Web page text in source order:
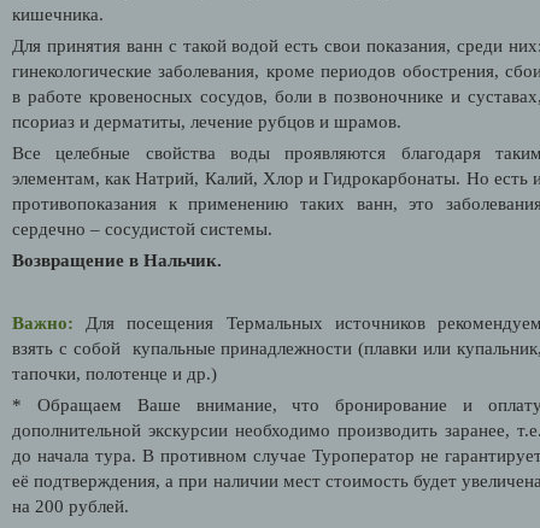
кишечника.
Для принятия ванн с такой водой есть свои показания, среди
гинекологические заболевания, кроме периодов обострения,
в работе кровеносных сосудов, боли в позвоночнике и
псориаз и дерматиты, лечение рубцов и шрамов.
Все целебные свойства воды проявляются благодаря
элементам, как Натрий, Калий, Хлор и Гидрокарбонаты. Но есть
противопоказания к применению таких ванн, это
сердечно – сосудистой системы.
Возвращение в Нальчик.
Важно: Для посещения Термальных источников
взять с собой купальные принадлежности (плавки или
тапочки, полотенце и др.)
* Обращаем Ваше внимание, что бронирование и
дополнительной экскурсии необходимо производить заранее,
до начала тура. В противном случае Туроператор не
её подтверждения, а при наличии мест стоимость будет
на 200 рублей.